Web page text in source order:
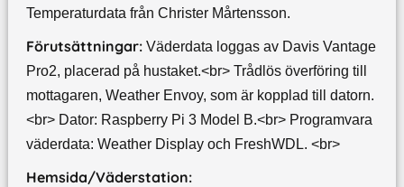
Temperaturdata från Christer Mårtensson.
Förutsättningar: Väderdata loggas av Davis Vantage
Pro2, placerad på hustaket.<br> Trådlös överföring till
mottagaren, Weather Envoy, som är kopplad till datorn.
<br> Dator: Raspberry Pi 3 Model B.<br> Programvara
väderdata: Weather Display och FreshWDL. <br>
Hemsida/Väderstation: